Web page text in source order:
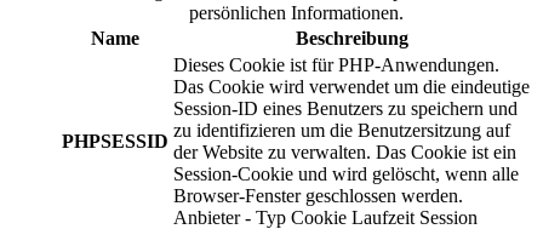
persönlichen Informationen.
Name
Beschreibung
PHPSESSID
Dieses Cookie ist für PHP-Anwendungen.
Das Cookie wird verwendet um die eindeutige
Session-ID eines Benutzers zu speichern und
zu identifizieren um die Benutzersitzung auf
der Website zu verwalten. Das Cookie ist ein
Session-Cookie und wird gelöscht, wenn alle
Browser-Fenster geschlossen werden.
Anbieter - Typ Cookie Laufzeit Session